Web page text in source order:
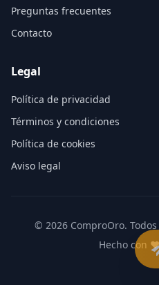
Preguntas frecuentes
Contacto
Legal
Política de privacidad
Términos y condiciones
Política de cookies
Aviso legal
© 2026 ComproOro.
Hecho con